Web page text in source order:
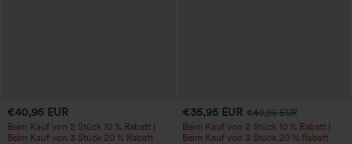
€40,95 EUR
Beim Kauf von 2 Stück 10 % Rabatt |
Beim Kauf von 3 Stück 20 % Rabatt
€35,95 EUR €40,95 EUR
Beim Kauf von 2 Stück 10 % Rabatt |
Beim Kauf von 3 Stück 20 % Rabatt